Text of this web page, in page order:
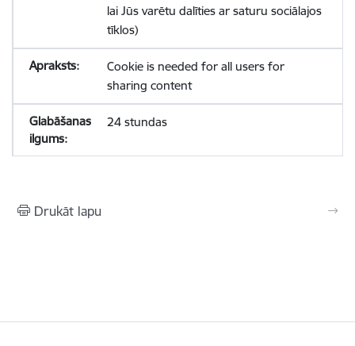
lai Jūs varētu dalīties ar saturu sociālajos
tīklos)
Cookie is needed for all users for
sharing content
24 stundas
Drukāt lapu